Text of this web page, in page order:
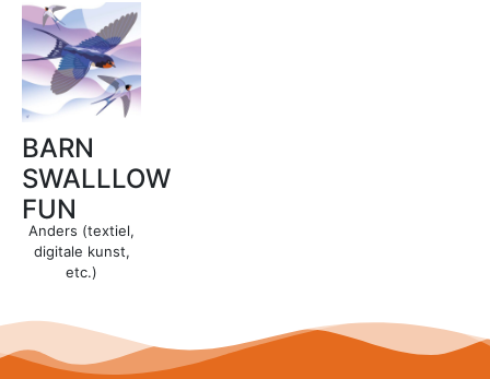
BARN
SWALLLOW
FUN
Anders (textiel,
digitale kunst,
etc.)